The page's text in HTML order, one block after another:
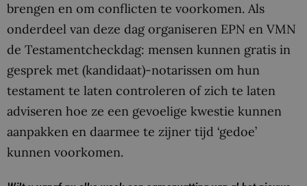
brengen en om conflicten te voorkomen. Als
onderdeel van deze dag organiseren EPN en VMN
de Testamentcheckdag: mensen kunnen gratis in
gesprek met (kandidaat)-notarissen om hun
testament te laten controleren of zich te laten
adviseren hoe ze een gevoelige kwestie kunnen
aanpakken en daarmee te zijner tijd ‘gedoe’
kunnen voorkomen.